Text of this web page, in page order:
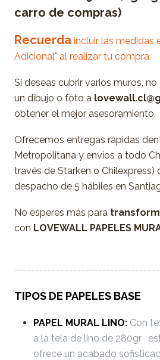
carro de compras)
Recuerda incluir las medidas
Adicional" al realizar tu compra.
Si deseas cubrir varios muros,
un dibujo o foto a
obtener el mejor asesoramiento.
Ofrecemos entregas rápidas
Metropolitana y envíos a todo
través de Starken o
despacho de 5 hábiles en
No esperes más para
con LOVEWALL PAPELES
-----------------------------------
TIPOS DE PAPELES BASE
PAPEL MURAL LINO: Con
a la tela de lino de 280gr ,
ofrece un acabado